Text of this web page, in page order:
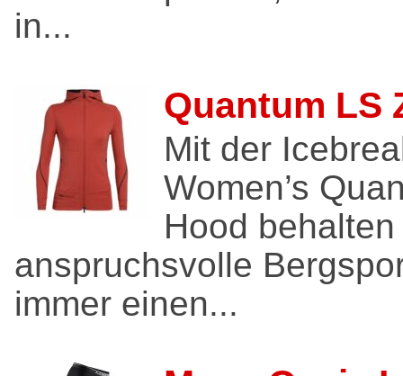
in...
Quantum LS
Mit der
Women’s
Hood behalten
anspruchsvolle
immer einen...